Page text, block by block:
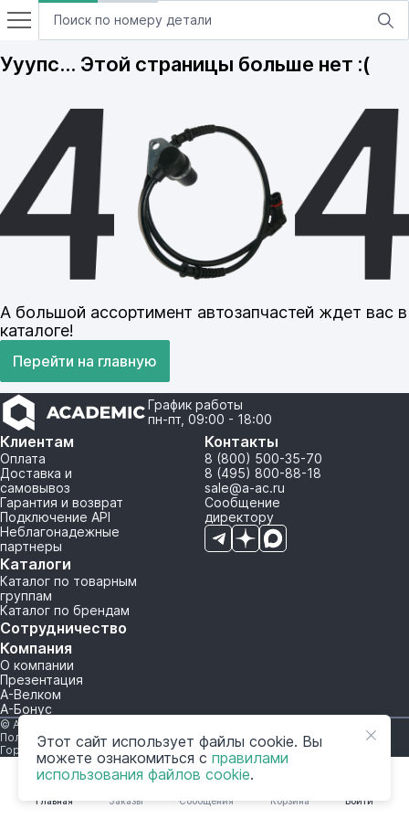
Главная Войти
Заказы Сообщения Корзина
Ууупс… Этой страницы больше нет :(
А большой ассортимент автозапчастей ждет вас в
каталоге!
Перейти на главную
График работы
пн-пт, 09:00 - 18:00
Клиентам
Оплата
Доставка и
самовывоз
Гарантия и возврат
Подключение API
Неблагонадежные
партнеры
Каталоги
Каталог по товарным
группам
Каталог по брендам
Сотрудничество
Компания
О компании
Презентация
А-Велком
А-Бонус
Контакты
8 (800) 500-35-70
8 (495) 800-88-18
sale@a-ac.ru
Сообщение
директору
© A-AC.RU 2015-2026. Все права защищены.
Политика обработки персональных данных
Горячая линия корпоративного регулирования и контроля
Этот сайт использует файлы cookie. Вы
можете ознакомиться с правилами
использования файлов cookie.